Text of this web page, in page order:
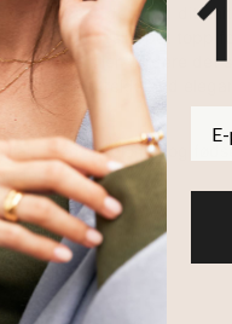
Tilpass det med ditt
og en avslappet topp
initia eller vurdere
ulike antrekk med
1 fødselsblomst og